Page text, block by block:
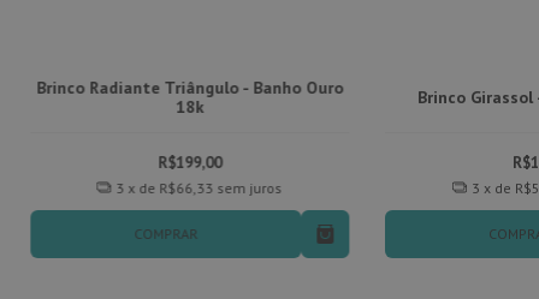
Brinco Radiante Triângulo - Banho Ouro
18k
R$199,00
3 x de R$66,33 sem juros
COMPRAR
Brinco
3 x de